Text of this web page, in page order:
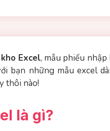
Excel, mẫu phiếu nhập
bạn những mẫu excel
thôi nào!
là gì?